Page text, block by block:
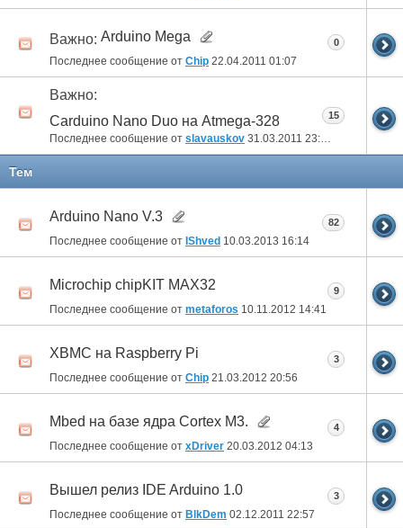
Важно: Arduino Mega
Последнее сообщение от Chip 22.04.2011 01:07
0
Важно:
Carduino Nano Duo на Atmega-328
Последнее сообщение от slavauskov 31.03.2011 23:16
15
Тем
Arduino Nano V.3
Последнее сообщение от IShved 10.03.2013 16:14
82
Microchip chipKIT MAX32
Последнее сообщение от metaforos 10.11.2012 14:41
9
XBMC на Raspberry Pi
Последнее сообщение от Chip 21.03.2012 20:56
3
Mbed на базе ядра Cortex M3.
Последнее сообщение от xDriver 20.03.2012 04:13
4
Вышел релиз IDE Arduino 1.0
Последнее сообщение от BlkDem 02.12.2011 22:57
3